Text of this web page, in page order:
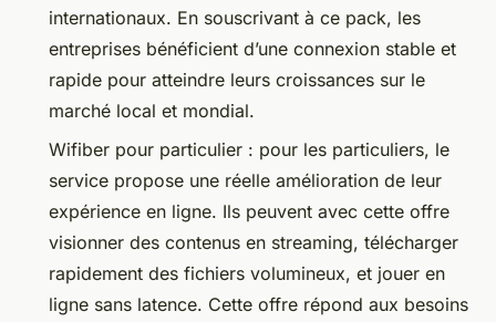
internationaux. En souscrivant à ce pack, les
entreprises bénéficient d’une connexion stable et
rapide pour atteindre leurs croissances sur le
marché local et mondial.
Wifiber pour particulier : pour les particuliers, le
service propose une réelle amélioration de leur
expérience en ligne. Ils peuvent avec cette offre
visionner des contenus en streaming, télécharger
rapidement des fichiers volumineux, et jouer en
ligne sans latence. Cette offre répond aux besoins